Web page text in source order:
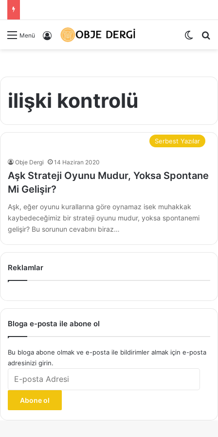
Menü Kayıt Ol Dış
ilişki kontrolü
Serbest Yazılar
Obje Dergi 14 Haziran 2020
Aşk Strateji Oyunu Mudur, Yoksa Spontane
Mi Gelişir?
Aşk, eğer oyunu kurallarına göre oynamaz isek muhakkak
kaybedeceğimiz bir strateji oyunu mudur, yoksa spontanemi
gelişir? Bu sorunun cevabını biraz…
Reklamlar
Bloga e-posta ile abone ol
Bu bloga abone olmak ve e-posta ile bildirimler almak için e-posta
adresinizi girin.
posta
Abone ol